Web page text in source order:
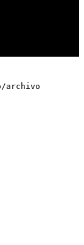
archivo